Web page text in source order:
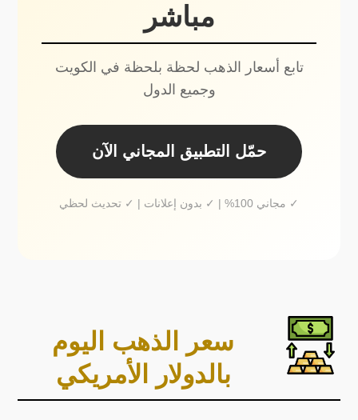
مباشر
تابع أسعار الذهب لحظة بلحظة في الكويت
وجميع الدول
حمّل التطبيق المجاني الآن
✓ مجاني 100% | ✓ بدون إعلانات | ✓ تحديث لحظي
سعر الذهب اليوم
بالدولار الأمريكي